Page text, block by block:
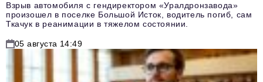
Взрыв автомобиля с гендиректором «Уралдронзавода»
произошел в поселке Большой Исток, водитель погиб, сам
Ткачук в реанимации в тяжелом состоянии.
05 августа 14:49